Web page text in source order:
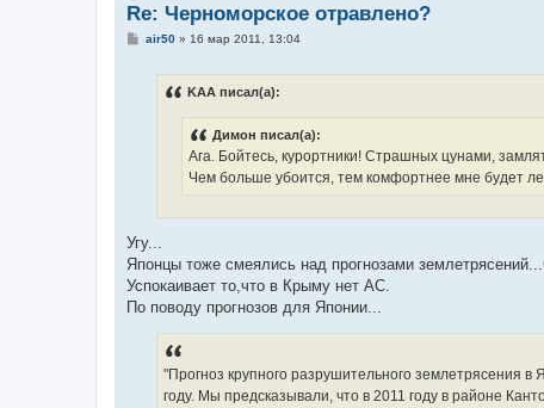
Re: Черноморское отравлено?
Сair50» 16 мар 2011, 13:04
KAA писал(а):
Димон писал(а):
Ага. Бойтесь, курортники! Страшных цунами,
Чем больше убоится, тем комфортнее мне будет
Угу...
Японцы тоже смеялись над прогнозами
Успокаивает то,что в Крыму нет АС.
По поводу прогнозов для Японии...
"Прогноз крупного разрушительного землетрясения
году. Мы предсказывали, что в 2011 году в районе